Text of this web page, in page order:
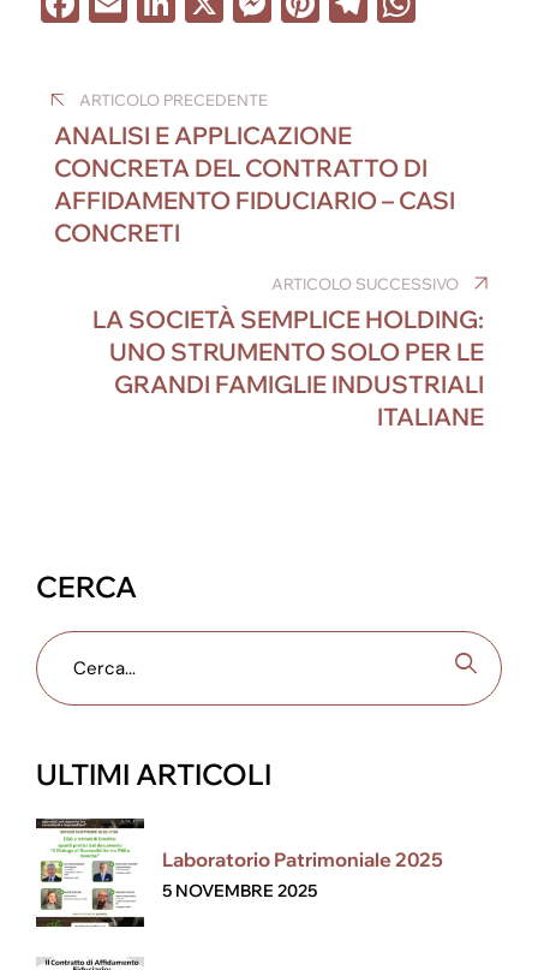
c
e
b
o
o
ailk
e
dI
n
e
n
g
e
st a
m
A
p
articoli
ARTICOLO PRECEDENTE
ANALISI E APPLICAZIONE
CONCRETA DEL CONTRATTO DI
AFFIDAMENTO FIDUCIARIO – CASI
CONCRETI
ARTICOLO SUCCESSIVO
LA SOCIETÀ SEMPLICE HOLDING:
UNO STRUMENTO SOLO PER LE
GRANDI FAMIGLIE INDUSTRIALI
ITALIANE
CERCA
ULTIMI ARTICOLI
Laboratorio Patrimoniale 2025
5 NOVEMBRE 2025